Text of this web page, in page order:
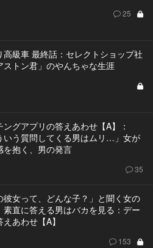
25
高級車 最終話：セレクトショップ社
ストン君」のやんちゃな生涯
ングアプリの答えあわせ【A】：
いう質問してくる男はムリ…」女が
を抱く、男の発言
35
彼女って、どんな子？」と聞く女の
素直に答える男はバカを見る：デー
えあわせ【A】
153